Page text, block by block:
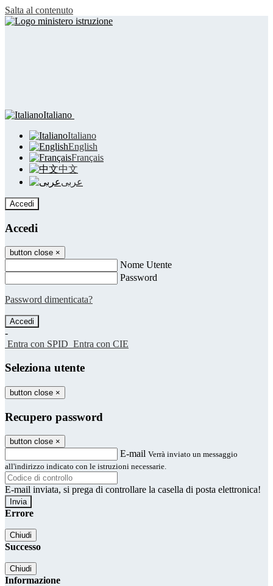
Salta al contenuto
Italiano
Italiano
English
Français
中文
عربى
Accedi
Accedi
button close ×
Nome Utente
Password
Password dimenticata?
-
Entra con SPID Entra con CIE
Seleziona utente
button close ×
Recupero password
button close ×
E-mail Verrà inviato un messaggio
all'indirizzo indicato con le istruzioni necessarie.
E-mail inviata, si prega di controllare la casella di posta elettronica!
Errore
Chiudi
Successo
Chiudi
Informazione